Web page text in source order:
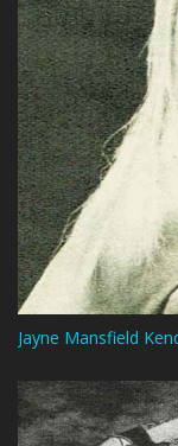
Jayne Mansfield